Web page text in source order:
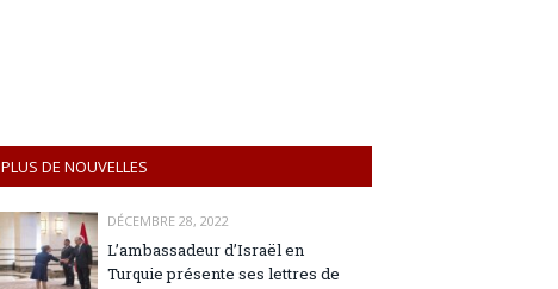
PLUS DE NOUVELLES
DÉCEMBRE 28, 2022
L’ambassadeur d’Israël en
Turquie présente ses lettres de